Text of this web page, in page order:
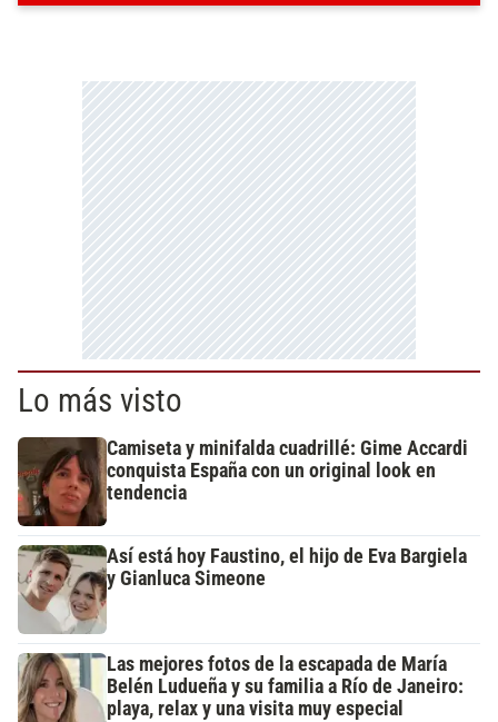
Lo más visto
Camiseta y minifalda cuadrillé: Gime Accardi
conquista España con un original look en
tendencia
Así está hoy Faustino, el hijo de Eva Bargiela
y Gianluca Simeone
Las mejores fotos de la escapada de María
Belén Ludueña y su familia a Río de Janeiro:
playa, relax y una visita muy especial